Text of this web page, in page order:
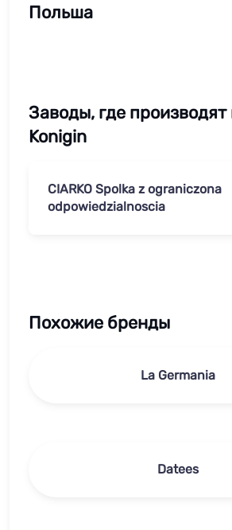
Польша
Заводы, где
Konigin
CIARKO Spolka z ograniczona
odpowiedzialnoscia
Похожие бренды
La Germania
Datees